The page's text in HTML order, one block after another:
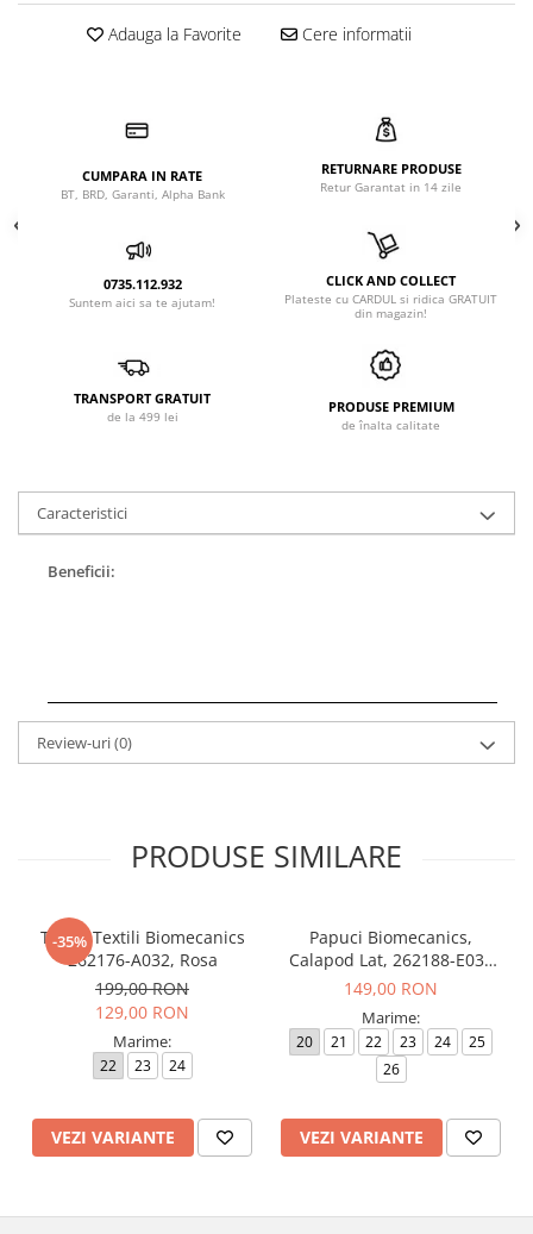
Adauga la Favorite Cere informatii
CUMPARA IN RATE
BT, BRD, Garanti, Alpha Bank
RETURNARE PRODUSE
Retur Garantat in 14 zile
0735.112.932
Suntem aici sa te ajutam!
CLICK AND COLLECT
Plateste cu CARDUL si ridica GRATUIT
din magazin!
TRANSPORT GRATUIT
de la 499 lei
PRODUSE PREMIUM
de înalta calitate
Caracteristici
Beneficii:
Review-uri(0)
PRODUSE SIMILARE
-35%
Tenisi Textili Biomecanics
262176-A032, Rosa
199,00 RON
129,00 RON
Marime:
22 23 24
VEZI VARIANTE
Papuci Biomecanics,
Calapod Lat, 262188-E032
Rosa, Wider Biohome
149,00 RON
Marime:
20 21 22 23 24
25
26
VEZI VARIANTE